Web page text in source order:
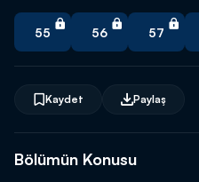
Bölümün Konusu
Kaydet Paylaş
55 56 57